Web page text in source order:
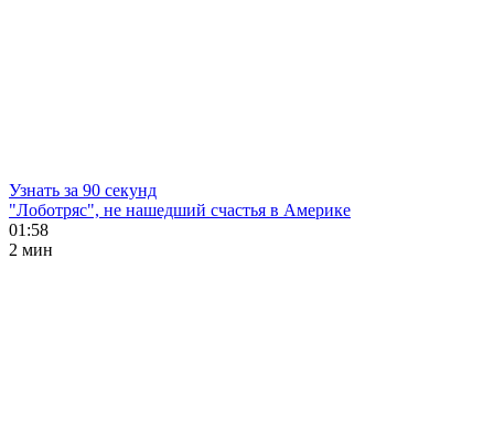
Узнать за 90 секунд
"Лоботряс", не нашедший счастья в Америке
01:58
2 мин